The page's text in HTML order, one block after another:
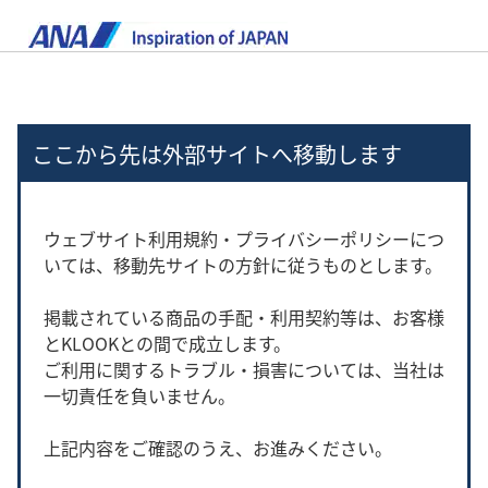
ここから先は外部サイトへ移動します
ウェブサイト利用規約・プライバシーポリシーにつ
いては、移動先サイトの方針に従うものとします。
掲載されている商品の手配・利用契約等は、お客様
とKLOOKとの間で成立します。
ご利用に関するトラブル・損害については、当社は
一切責任を負いません。
上記内容をご確認のうえ、お進みください。